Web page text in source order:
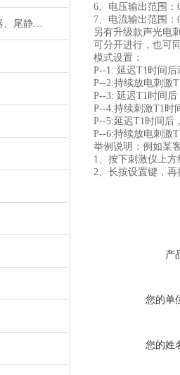
可视大鼠尾注射固定器、尾静脉注射
6、电压输出范围：
7、电流输出范围：
另有升级款声光电
可分开进行，也可
模式设置：
P--1: 延迟T1时间后
P--2:持续放电刺激
P--3: 延迟T1时间 后
P--4:持续刺激T1时
P--5:延迟T1时间后
P--6:持续放电刺激
举例说明：例如某
1、 按下刺激仪上
2、 长按设置键，再
产
您的单
您的姓